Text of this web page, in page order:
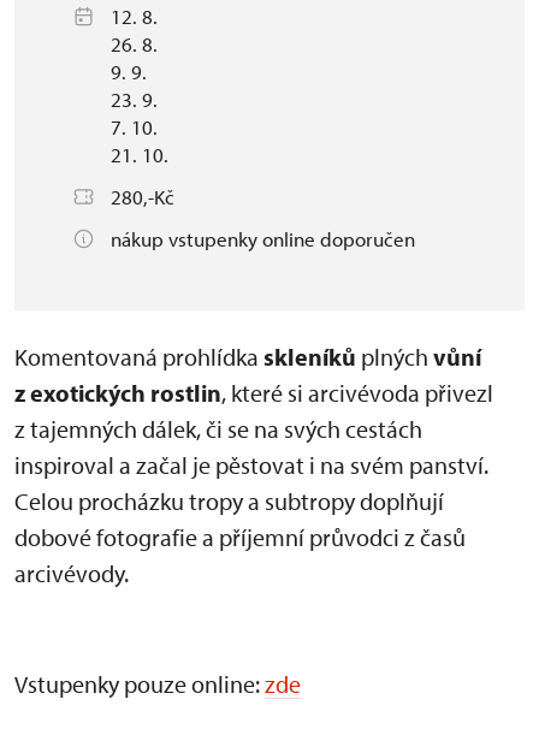
12. 8.
26. 8.
9. 9.
23. 9.
7. 10.
21. 10.
280,-Kč
nákup vstupenky online doporučen
Komentovaná prohlídka skleníků plných vůní
z exotických rostlin, které si arcivévoda přivezl
z tajemných dálek, či se na svých cestách
inspiroval a začal je pěstovat i na svém panství.
Celou procházku tropy a subtropy doplňují
dobové fotografie a příjemní průvodci z časů
arcivévody.
Vstupenky pouze online:zde